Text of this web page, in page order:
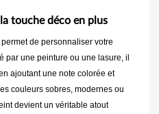
touche déco en plus
de personnaliser votre
par une peinture ou une lasure, il
ajoutant une note colorée et
couleurs sobres, modernes ou
devient un véritable atout